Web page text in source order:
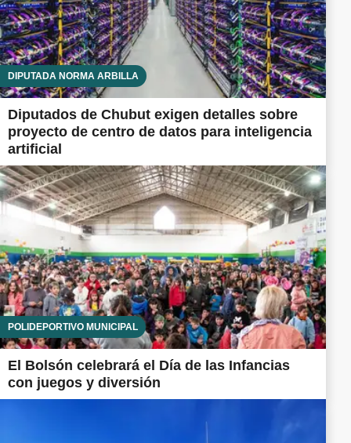
DIPUTADA NORMA ARBILLA
Diputados de Chubut exigen detalles sobre
proyecto de centro de datos para inteligencia
artificial
POLIDEPORTIVO MUNICIPAL
El Bolsón celebrará el Día de las Infancias
con juegos y diversión